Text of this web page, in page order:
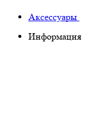
Аксессуары
Информация